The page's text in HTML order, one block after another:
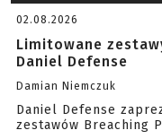
02.08.2026
Limitowane
Daniel Defense
Damian Niemczuk
Daniel Defense
zestawów Breaching